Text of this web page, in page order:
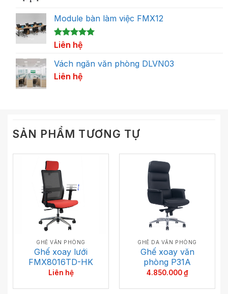
Module bàn làm việc FMX12
5.00trên 5
dựa trên
1
đánh giá
Liên hệ
Vách ngăn văn phòng DLVN03
Liên hệ
SẢN PHẨM TƯƠNG TỰ
GHẾ VĂN PHÒNG
Ghế xoay lưới
FMX8016TD-HK
Liên hệ
GHẾ DA VĂN PHÒNG
Ghế xoay văn
phòng P31A
4.850.000₫